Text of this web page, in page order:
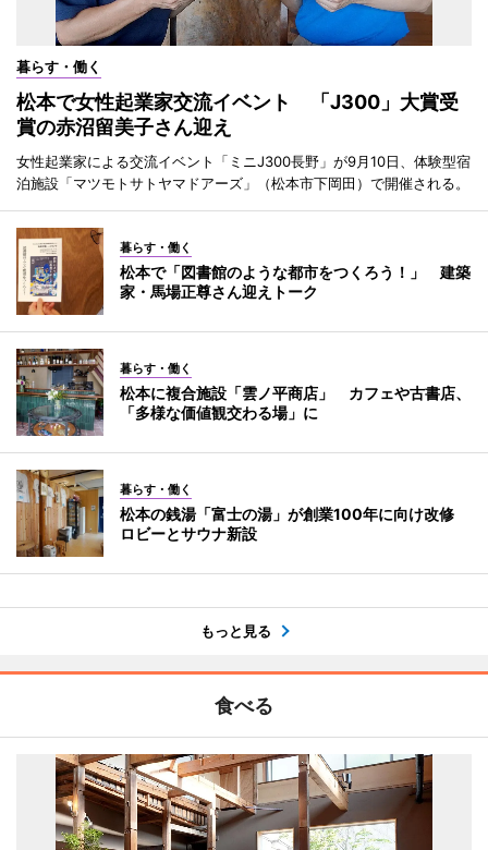
暮らす・働く
松本で女性起業家交流イベント 「J300」大賞受
賞の赤沼留美子さん迎え
女性起業家による交流イベント「ミニJ300長野」が9月10日、体験型宿
泊施設「マツモトサトヤマドアーズ」（松本市下岡田）で開催される。
暮らす・働く
松本で「図書館のような都市をつくろう！」 建築
家・馬場正尊さん迎えトーク
暮らす・働く
松本に複合施設「雲ノ平商店」 カフェや古書店、
「多様な価値観交わる場」に
暮らす・働く
松本の銭湯「富士の湯」が創業100年に向け改修
ロビーとサウナ新設
もっと見る
食べる